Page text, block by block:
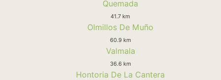
Quemada
41.7 km
Olmillos De Muño
60.9 km
Valmala
36.6 km
Hontoria De La Cantera